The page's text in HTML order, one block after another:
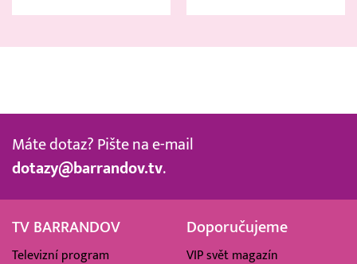
Máte dotaz? Pište na e-mail
dotazy@barrandov.tv.
TV BARRANDOV
Televizní program
Doporučujeme
VIP svět magazín